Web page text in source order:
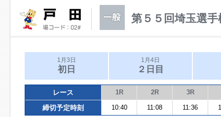
第５５回埼玉選
1月3日
初日
1月4日
２日目
レース 1R 2R 3R
締切予定時刻 10:40 11:08 11:36